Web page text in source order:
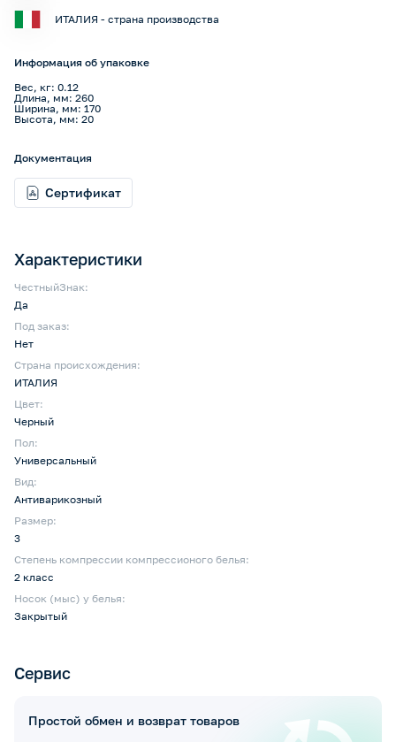
Характеристики
ЧестныйЗнак:
Да
Под заказ:
Нет
Страна происхождения:
ИТАЛИЯ
Цвет:
Черный
Пол:
Универсальный
Вид:
Антиварикозный
Размер:
3
Степень компрессии компрессионого белья:
2 класс
Носок (мыс) у белья:
Закрытый
ИТАЛИЯ - страна производства
Информация об упаковке
Вес, кг: 0.12
Длина, мм: 260
Ширина, мм: 170
Высота, мм: 20
Документация
Сертификат
Сервис
Простой обмен и возврат товаров